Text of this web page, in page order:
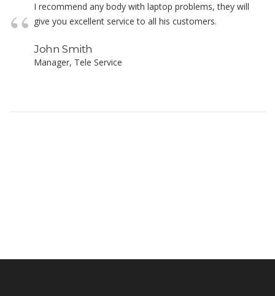
I recommend any body with laptop problems, they will
give you excellent service to all his customers.
John Smith
Manager, Tele Service